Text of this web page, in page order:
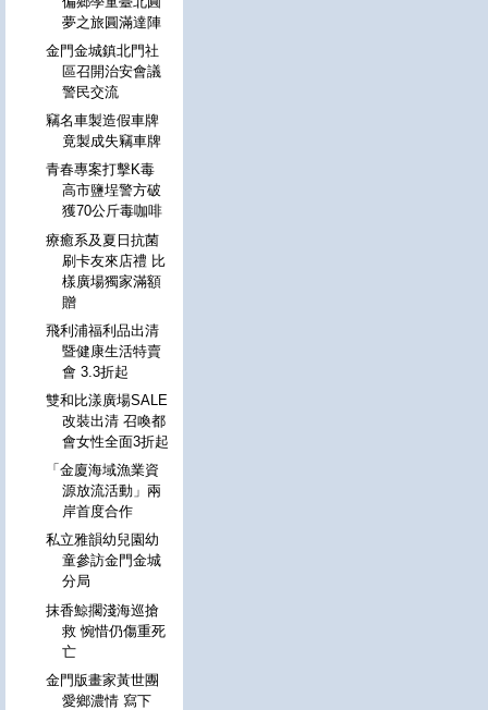
夢之旅圓滿達陣
金門金城鎮北門社
區召開治安會議
警民交流
竊名車製造假車牌
竟製成失竊車牌
青春專案打擊K毒
高市鹽埕警方破
獲70公斤毒咖啡
療癒系及夏日抗菌
刷卡友來店禮 比
樣廣場獨家滿額
贈
飛利浦福利品出清
暨健康生活特賣
會 3.3折起
雙和比漾廣場SALE
改裝出清 召喚都
會女性全面3折起
「金廈海域漁業資
源放流活動」兩
岸首度合作
私立雅韻幼兒園幼
童參訪金門金城
分局
抹香鯨擱淺海巡搶
救 惋惜仍傷重死
亡
金門版畫家黃世團
愛鄉濃情 寫下